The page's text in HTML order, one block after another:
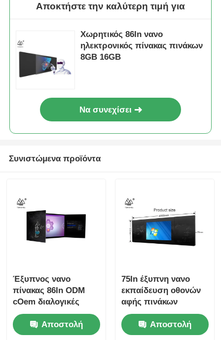
Αποκτήστε την καλύτερη τιμή για
Χωρητικός 86In νανο
ηλεκτρονικός πίνακας πινάκων
8GB 16GB
Να συνεχίσει
Συνιστώμενα προϊόντα
Έξυπνος νανο
πίνακας 86In ODM
cOem διαλογικές
οθόνες για την
εκπαίδευσηΑποστολή
75In έξυπνη νανο
εκπαίδευση οθονών
αφής πινάκων
διαλογική
Αποστολή